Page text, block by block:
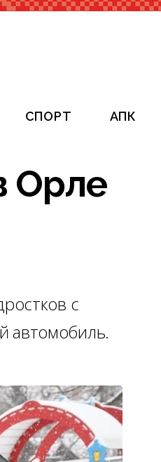
СПОРТ АПК
Орле
с
автомобиль.